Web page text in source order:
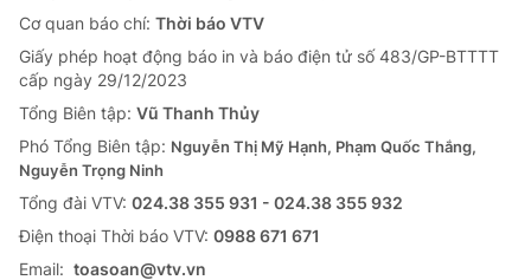
Cơ quan báo chí: Thời báo VTV
Giấy phép hoạt động báo in và báo điện tử số 483/GP-BTTTT
cấp ngày 29/12/2023
Tổng Biên tập: Vũ Thanh Thủy
Phó Tổng Biên tập: Nguyễn Thị Mỹ Hạnh, Phạm Quốc Thắng,
Nguyễn Trọng Ninh
Tổng đài VTV: 024.38 355 931 - 024.38 355 932
Ðiện thoại Thời báo VTV: 0988 671 671
Email: toasoan@vtv.vn